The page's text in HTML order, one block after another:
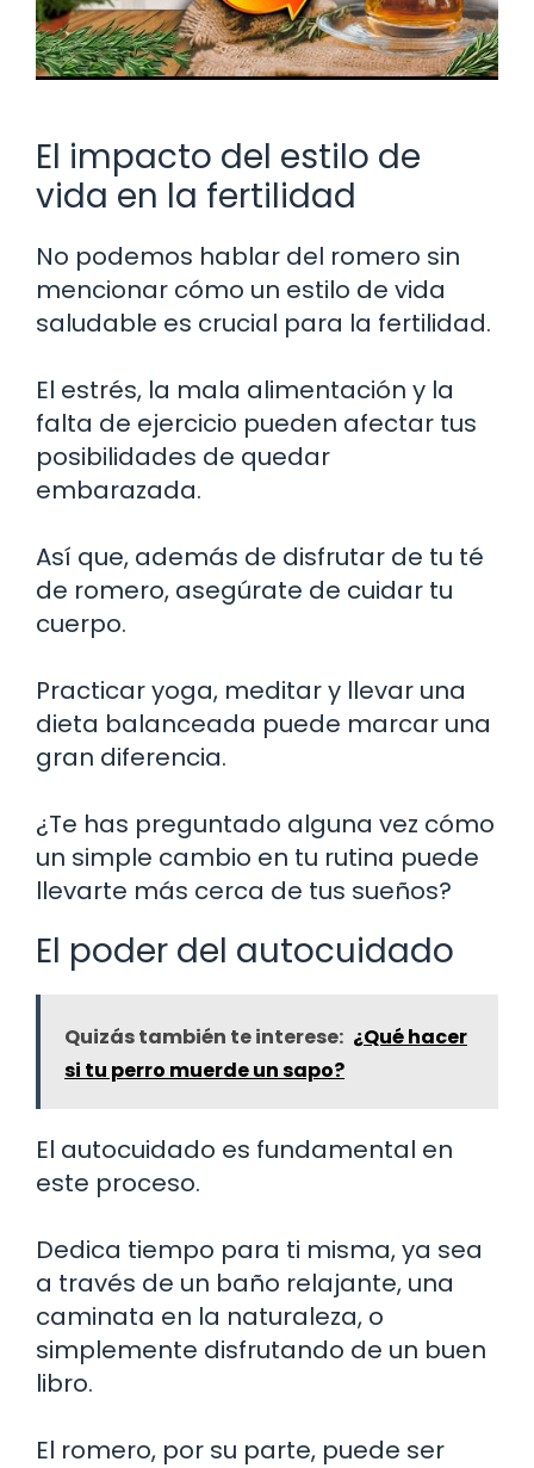
El impacto del estilo de
vida en la fertilidad
No podemos hablar del romero sin
mencionar cómo un estilo de vida
saludable es crucial para la fertilidad.
El estrés, la mala alimentación y la
falta de ejercicio pueden afectar tus
posibilidades de quedar
embarazada.
Así que, además de disfrutar de tu té
de romero, asegúrate de cuidar tu
cuerpo.
Practicar yoga, meditar y llevar una
dieta balanceada puede marcar una
gran diferencia.
¿Te has preguntado alguna vez cómo
un simple cambio en tu rutina puede
llevarte más cerca de tus sueños?
El poder del autocuidado
Quizás también te interese: ¿Qué hacer
si tu perro muerde un sapo?
El autocuidado es fundamental en
este proceso.
Dedica tiempo para ti misma, ya sea
a través de un baño relajante, una
caminata en la naturaleza, o
simplemente disfrutando de un buen
libro.
El romero, por su parte, puede ser